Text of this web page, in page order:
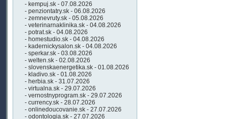
- kempuj.sk - 07.08.2026
- penziontatry.sk - 06.08.2026
- zemnevruty.sk - 05.08.2026
- veterinarnaklinika.sk - 04.08.2026
- potrat.sk - 04.08.2026
- homestudio.sk - 04.08.2026
- kadernickysalon.sk - 04.08.2026
- sperkar.sk - 03.08.2026
- welten.sk - 02.08.2026
- slovenskaenergetika.sk - 01.08.2026
- kladivo.sk - 01.08.2026
- herbia.sk - 31.07.2026
- virtualna.sk - 29.07.2026
- vernostnyprogram.sk - 29.07.2026
- currency.sk - 28.07.2026
- onlinedoucovanie.sk - 27.07.2026
- odontologia.sk - 27.07.2026